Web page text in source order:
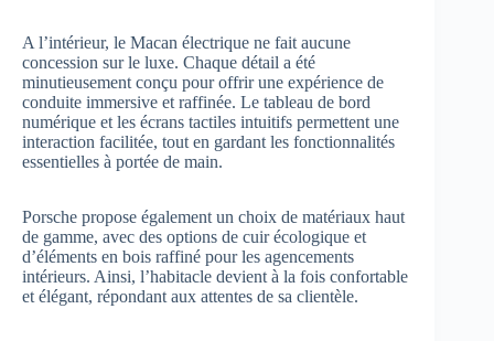
A l’intérieur, le Macan électrique ne fait aucune
concession sur le luxe. Chaque détail a été
minutieusement conçu pour offrir une expérience de
conduite immersive et raffinée. Le tableau de bord
numérique et les écrans tactiles intuitifs permettent une
interaction facilitée, tout en gardant les fonctionnalités
essentielles à portée de main.
Porsche propose également un choix de matériaux haut
de gamme, avec des options de cuir écologique et
d’éléments en bois raffiné pour les agencements
intérieurs. Ainsi, l’habitacle devient à la fois confortable
et élégant, répondant aux attentes de sa clientèle.